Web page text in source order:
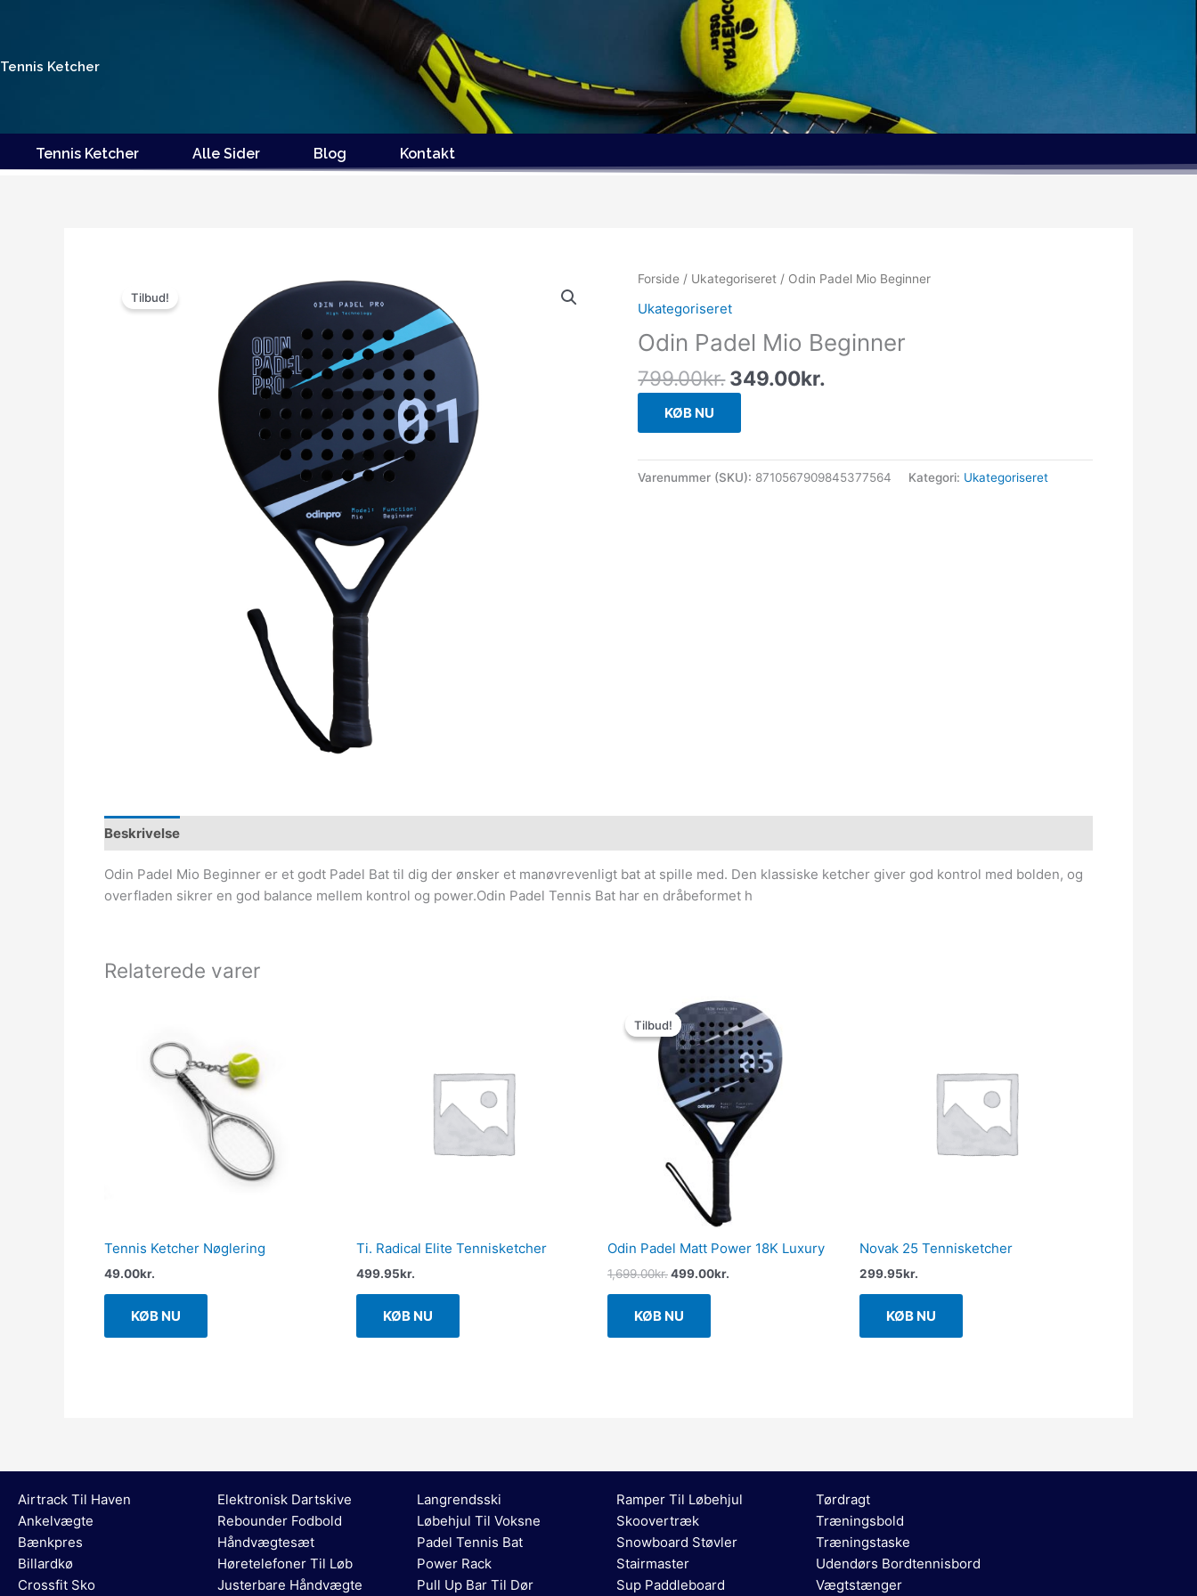
Tennis Ketcher
Tennis Ketcher Alle Sider Blog Kontakt
Tilbud!
Forside / Ukategoriseret / Odin Padel Mio Beginner
Ukategoriseret
Odin Padel Mio Beginner
799.00kr.
Den
oprindelige
pris
var:
349.00kr.
Den
er:
349.00kr..
KØB NU
Varenummer (SKU): 8710567909845377564 Kategori: Ukategoriseret
Beskrivelse
Odin Padel Mio Beginner er et godt Padel Bat til dig der ønsker et manøvrevenligt bat at spille med. Den klassiske ketcher giver god kontrol med bolden, og
overfladen sikrer en god balance mellem kontrol og power.Odin Padel Tennis Bat har en dråbeformet h
Relaterede varer
Tennis Ketcher Nøglering
49.00kr.
KØB NU
Ti. Radical Elite Tennisketcher
499.95kr.
KØB NU
Tilbud!
Tilbud!
Odin Padel Matt Power 18K Luxury
1,699.00kr.
Den
oprindelige
pris
var:
1,699.00kr..
499.00kr.
Den
aktuelle
pris
er:
499.00kr..
KØB NU
Novak 25 Tennisketcher
299.95kr.
KØB NU
Airtrack Til Haven
Ankelvægte
Bænkpres
Billardkø
Crossfit Sko
Elektronisk Dartskive
Rebounder Fodbold
Håndvægtesæt
Høretelefoner Til Løb
Justerbare Håndvægte
Langrendsski
Løbehjul Til Voksne
Padel Tennis Bat
Power Rack
Pull Up Bar Til Dør
Ramper Til Løbehjul
Skoovertræk
Snowboard Støvler
Stairmaster
Sup Paddleboard
Tørdragt
Træningsbold
Træningstaske
Udendørs Bordtennisbord
Vægtstænger